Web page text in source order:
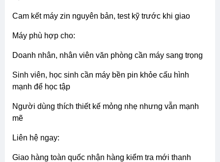
cam kết máy zin nguyên bản, test kỹ trước khi giao
máy phù hợp cho:
doanh nhân, nhân viên văn phòng cần máy sang trọng
sinh viên, học sinh cần máy bền pin khỏe cấu hình
mạnh để học tập
người dùng thích thiết kế mỏng nhẹ nhưng vẫn mạnh
mẽ
liên hệ ngay:
giao hàng toàn quốc nhận hàng kiểm tra mới thanh